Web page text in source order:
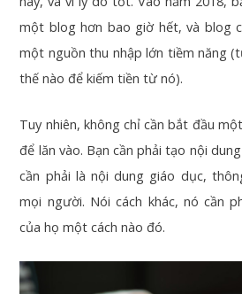
một blog hơn bao giờ hết, và blog
một nguồn thu nhập lớn tiềm năng
thế nào để kiếm tiền từ nó).
Tuy nhiên, không chỉ cần bắt đầu
để lăn vào. Bạn cần phải tạo nội
cần phải là nội dung giáo dục,
mọi người. Nói cách khác, nó cần
của họ một cách nào đó.